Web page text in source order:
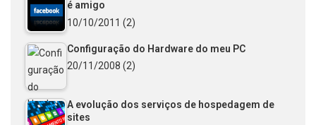
é amigo
10/10/2011 (2)
Configuração do Hardware do meu PC
20/11/2008 (2)
A evolução dos serviços de hospedagem de
sites